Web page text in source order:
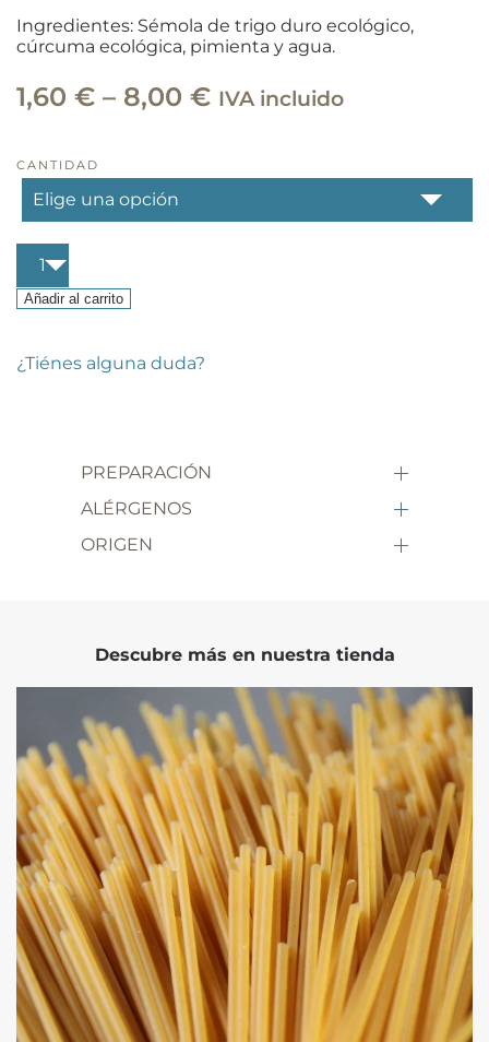
Ingredientes: Sémola de trigo duro ecológico,
cúrcuma ecológica, pimienta y agua.
1,60 € – 8,00 €Rango
IVA incluido
CANTIDAD
Orechiette
cúrcuma
ecológico
cantidad
Añadir al carrito
¿Tiénes alguna duda?
PREPARACIÓN
ALÉRGENOS
ORIGEN
Descubre más en nuestra tienda